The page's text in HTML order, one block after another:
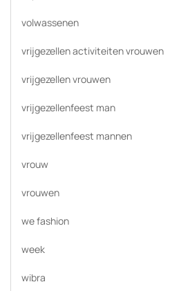
volwassenen
vrijgezellen activiteiten vrouwen
vrijgezellen vrouwen
vrijgezellenfeest man
vrijgezellenfeest mannen
vrouw
vrouwen
we fashion
week
wibra